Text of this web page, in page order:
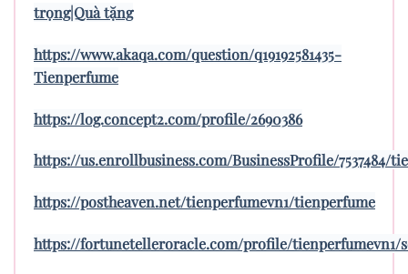
trọng|Quà tặng
https://www.akaqa.com/question/q19192581435-
Tienperfume
https://log.concept2.com/profile/2690386
https://us.enrollbusiness.com/BusinessProfile/7537484/
https://postheaven.net/tienperfumevn1/tienperfume
https://fortunetelleroracle.com/profile/tienperfumevn1/